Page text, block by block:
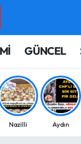
GÜNCEL
Nazilli Aydın
Eczaneler